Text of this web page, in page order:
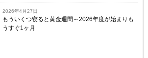
2026年4月27日
もういくつ寝ると黄金週間～2026年度が始まりも
うすぐ1ヶ月